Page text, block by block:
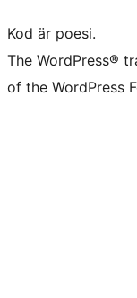
Kod är poesi.
The WordPress®
of the WordPress